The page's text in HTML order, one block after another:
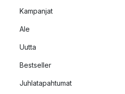
Kampanjat
Ale
Uutta
Bestseller
Juhlatapahtumat